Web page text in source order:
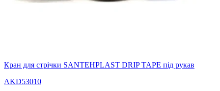
Кран для стрічки SANTEHPLAST DRIP TAPE під рукав
AKD53010